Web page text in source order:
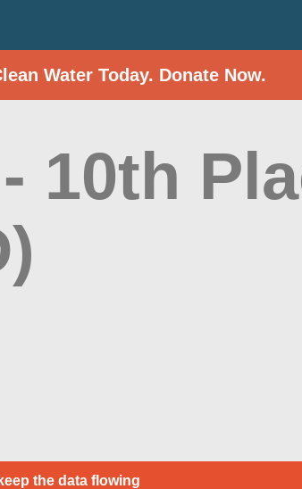
Water Today. Donate Now.
10th
the data flowing